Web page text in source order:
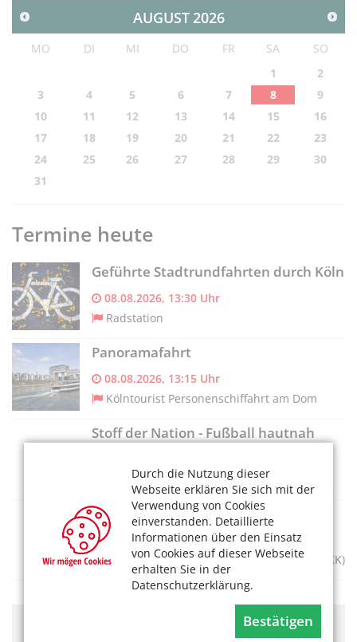
Durch die Nutzung dieser
Webseite erklären Sie sich mit der
Verwendung von Cookies
einverstanden. Detaillierte
Informationen über den Einsatz
von Cookies auf dieser Webseite
erhalten Sie in der
Datenschutzerklärung.
Bestätigen
AUGUST 2026
MO DI MI DO FR SA
SO
1
2
3
4 5 6 7 8
9
10
11 12 13 14 15
16
17
18 19 20 21 22
23
24
25 26 27 28 29
30
31
Termine heute
Geführte Stadtrundfahrten durch Köln
08.08.2026, 13:30 Uhr
Radstation
Panoramafahrt
08.08.2026, 13:15 Uhr
Kölntourist Personenschiffahrt am Dom
Stoff der Nation - Fußball hautnah
Deutsches Sport & Olympia Museum
Kurs - Eco Prints
08.08.2026, 10:30-14:30 Uhr
Museum für Angewandte Kunst Köln (MAKK)
Hier könnte Werbung stehen, mit der wir uns